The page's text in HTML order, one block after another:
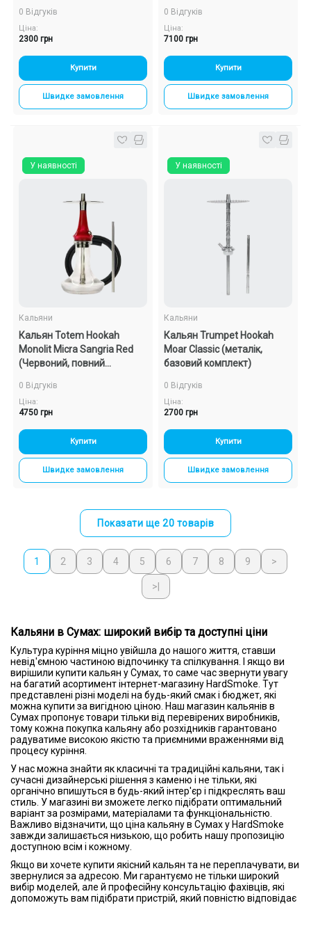
0 Відгуків
Ціна:
2300 грн
Купити
Швидке замовлення
0 Відгуків
Ціна:
7100 грн
Купити
Швидке замовлення
У наявності
Кальяни
Кальян Totem Hookah
Monolit Micra Sangria Red
(Червоний, повний
0 Відгуків
Ціна:
4750 грн
Купити
Швидке замовлення
У наявності
Кальяни
Кальян Trumpet Hookah
Moar Classic (металік,
базовий комплект)
0 Відгуків
Ціна:
2700 грн
Купити
Швидке замовлення
Показати ще 20 товарів
1 2 3 4 5 6 7 8 9 >
>|
Кальяни в Сумах: широкий вибір та доступні ціни
Культура куріння міцно увійшла до нашого життя, ставши
невід'ємною частиною відпочинку та спілкування. І якщо ви
вирішили купити кальян у Сумах, то саме час звернути увагу
на багатий асортимент інтернет-магазину HardSmoke. Тут
представлені різні моделі на будь-який смак і бюджет, які
можна купити за вигідною ціною. Наш магазин кальянів в
Сумах пропонує товари тільки від перевірених виробників,
тому кожна покупка кальяну або розхідників гарантовано
радуватиме високою якістю та приємними враженнями від
процесу куріння.
У нас можна знайти як класичні та традиційні кальяни, так і
сучасні дизайнерські рішення з каменю і не тільки, які
органічно впишуться в будь-який інтер'єр і підкреслять ваш
стиль. У магазині ви зможете легко підібрати оптимальний
варіант за розмірами, матеріалами та функціональністю.
Важливо відзначити, що ціна кальяну в Сумах у HardSmoke
завжди залишається низькою, що робить нашу пропозицію
доступною всім і кожному.
Якщо ви хочете купити якісний кальян та не переплачувати, ви
звернулися за адресою. Ми гарантуємо не тільки широкий
вибір моделей, але й професійну консультацію фахівців, які
допоможуть вам підібрати пристрій, який повністю відповідає